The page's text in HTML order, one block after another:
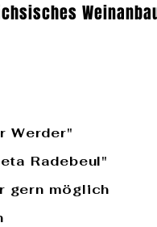
Werder"
Radebeul"
gern möglich